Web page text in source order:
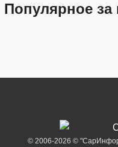
Популярное
© 2006-2026 ©